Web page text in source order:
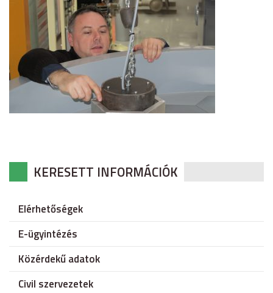
KERESETT INFORMÁCIÓK
Elérhetőségek
E-ügyintézés
Közérdekű adatok
Civil szervezetek